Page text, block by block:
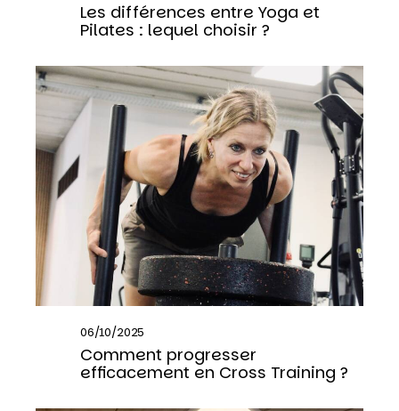
Les différences entre Yoga et
Pilates : lequel choisir ?
06/10/2025
Comment progresser
efficacement en Cross Training ?